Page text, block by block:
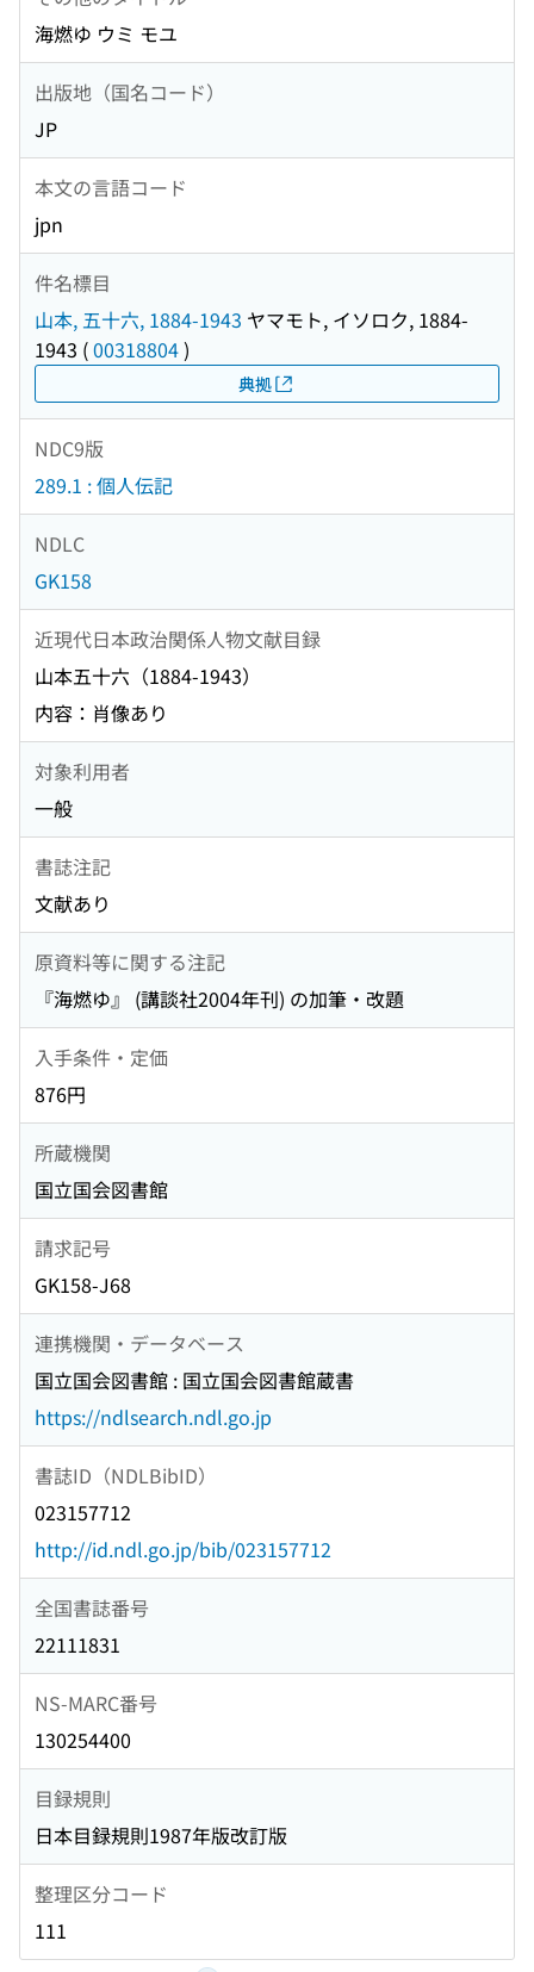
海燃ゆ ウミ モユ
出版地（国名コード）
JP
本文の言語コード
jpn
件名標目
山本, 五十六, 1884-1943 ヤマモト, イソロク, 1884-
1943 (00318804)
典拠
NDC9版
289.1 : 個人伝記
NDLC
GK158
近現代日本政治関係人物文献目録
山本五十六（1884-1943）
内容：肖像あり
対象利用者
一般
書誌注記
文献あり
原資料等に関する注記
『海燃ゆ』 (講談社2004年刊) の加筆・改題
入手条件・定価
876円
所蔵機関
国立国会図書館
請求記号
GK158-J68
連携機関・データベース
国立国会図書館 : 国立国会図書館蔵書
https://ndlsearch.ndl.go.jp
書誌ID（NDLBibID）
023157712
http://id.ndl.go.jp/bib/023157712
全国書誌番号
22111831
NS-MARC番号
130254400
目録規則
日本目録規則1987年版改訂版
整理区分コード
111